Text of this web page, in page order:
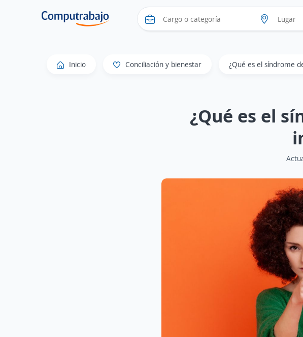
Inicio Conciliación y bienestar ¿Qué es el síndrome
¿Qué es el